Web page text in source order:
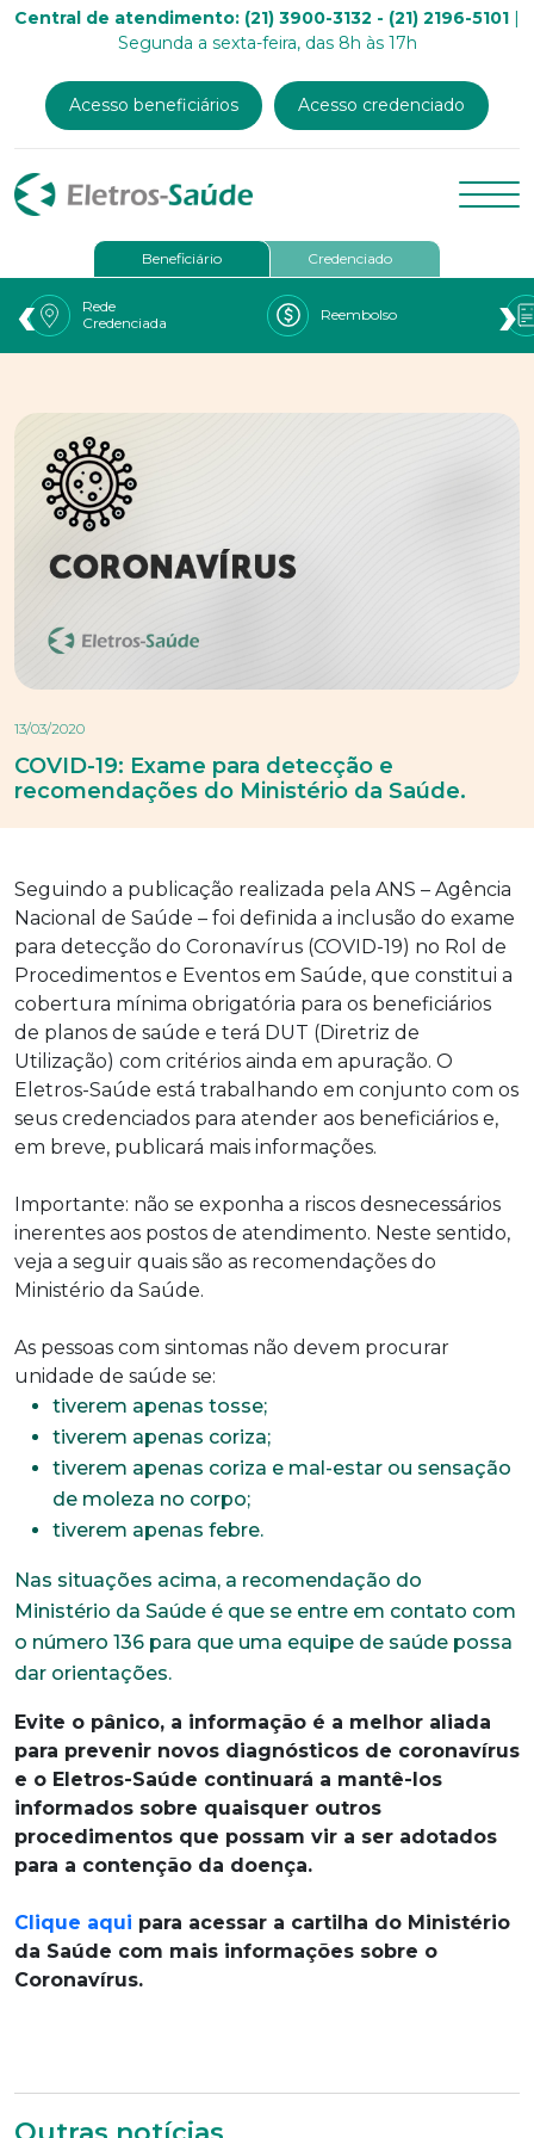
Central de atendimento: (21) 3900-3132 - (21) 2196-5101 |
Segunda a sexta-feira, das 8h às 17h
Acesso beneficiários Acesso credenciado
Beneficiário Credenciado
Rede
Credenciada
Reembolso
‹ ›
13/03/2020
COVID-19: Exame para detecção e
recomendações do Ministério da Saúde.
Seguindo a publicação realizada pela ANS – Agência
Nacional de Saúde – foi definida a inclusão do exame
para detecção do Coronavírus (COVID-19) no Rol de
Procedimentos e Eventos em Saúde, que constitui a
cobertura mínima obrigatória para os beneficiários
de planos de saúde e terá DUT (Diretriz de
Utilização) com critérios ainda em apuração. O
Eletros-Saúde está trabalhando em conjunto com os
seus credenciados para atender aos beneficiários e,
em breve, publicará mais informações.
Importante: não se exponha a riscos desnecessários
inerentes aos postos de atendimento. Neste sentido,
veja a seguir quais são as recomendações do
Ministério da Saúde.
As pessoas com sintomas não devem procurar
unidade de saúde se:
tiverem apenas tosse;
tiverem apenas coriza;
tiverem apenas coriza e mal-estar ou sensação
de moleza no corpo;
tiverem apenas febre.
Nas situações acima, a recomendação do
Ministério da Saúde é que se entre em contato com
o número 136 para que uma equipe de saúde possa
dar orientações.
Evite o pânico, a informação é a melhor aliada
para prevenir novos diagnósticos de coronavírus
e o Eletros-Saúde continuará a mantê-los
informados sobre quaisquer outros
procedimentos que possam vir a ser adotados
para a contenção da doença.
Clique aqui para acessar a cartilha do Ministério
da Saúde com mais informações sobre o
Coronavírus.